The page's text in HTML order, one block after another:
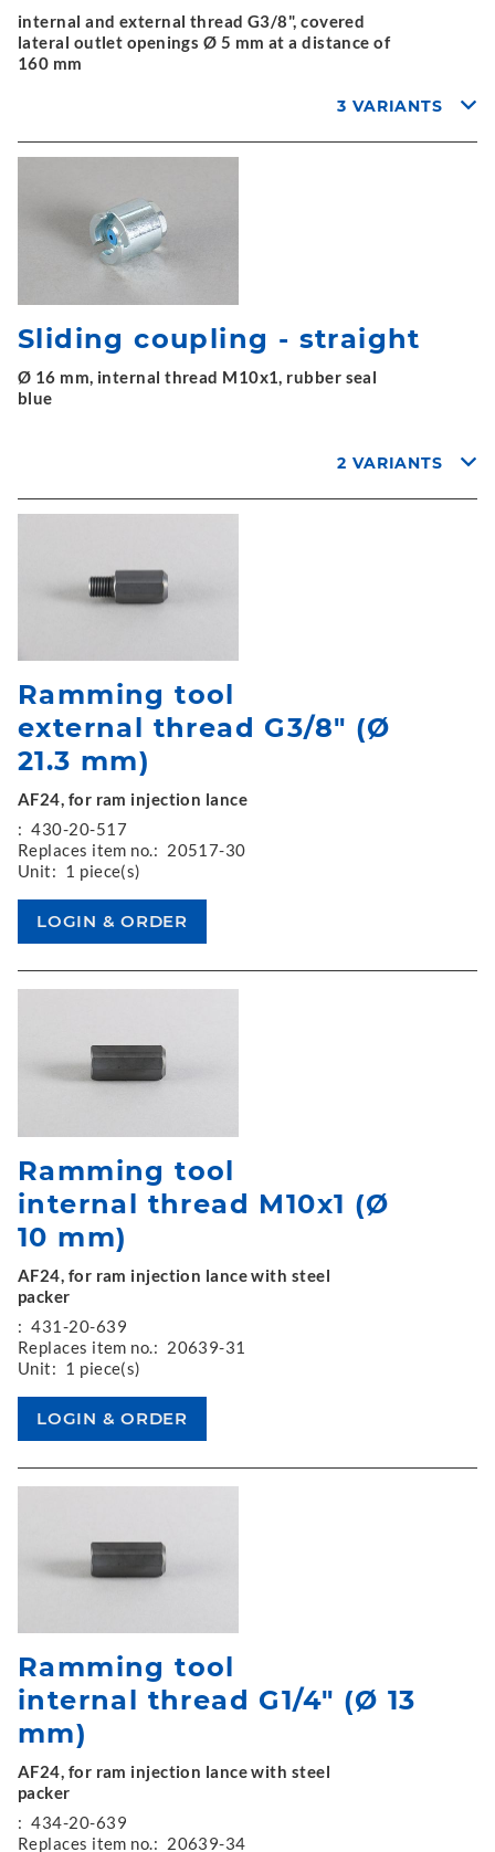
internal and external thread G3/8", covered
lateral outlet openings Ø 5 mm at a distance of
160 mm
3 VARIANTS
Sliding coupling - straight
Ø 16 mm, internal thread M10x1, rubber seal
blue
2 VARIANTS
Ramming tool
external thread G3/8" (Ø
21.3 mm)
AF24, for ram injection lance
: 430-20-517
Replaces item no.: 20517-30
Unit: 1 piece(s)
Ramming tool
internal thread M10x1 (Ø
10 mm)
AF24, for ram injection lance with steel
packer
: 431-20-639
Replaces item no.: 20639-31
Unit: 1 piece(s)
Ramming tool
internal thread G1/4" (Ø 13
mm)
AF24, for ram injection lance with steel
packer
: 434-20-639
Replaces item no.: 20639-34